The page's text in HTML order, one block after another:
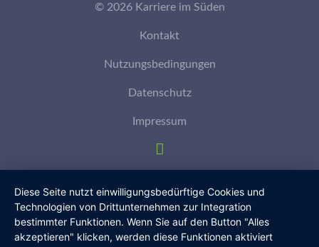
© 2026 Karriere im Süden
Kontakt
Nutzungsbedingungen
Datenschutz
Impressum
Diese Seite nutzt einwilligungsbedürftige Cookies und
Technologien von Drittunternehmen zur Integration
bestimmter Funktionen. Wenn Sie auf den Button "Alles
akzeptieren" klicken, werden diese Funktionen aktiviert